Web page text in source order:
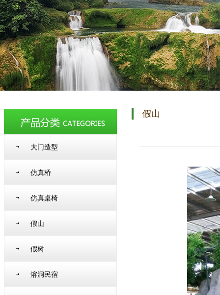
大门造型
仿真桥
仿真桌椅
假山
假树
溶洞民宿
假山